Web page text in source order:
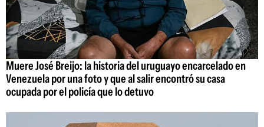
Muere José Breijo: la historia del uruguayo encarcelado en
Venezuela por una foto y que al salir encontró su casa
ocupada por el policía que lo detuvo